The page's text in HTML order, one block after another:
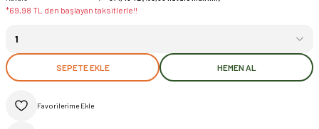
*69,98 TL den başlayan taksitlerle!!
SEPETE EKLE HEMEN AL